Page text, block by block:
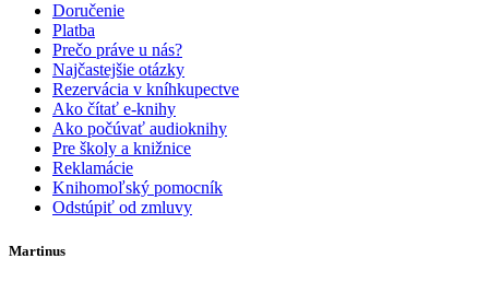
Doručenie
Platba
Prečo práve u nás?
Najčastejšie otázky
Rezervácia v kníhkupectve
Ako čítať e-knihy
Ako počúvať audioknihy
Pre školy a knižnice
Reklamácie
Knihomoľský pomocník
Odstúpiť od zmluvy
Martinus